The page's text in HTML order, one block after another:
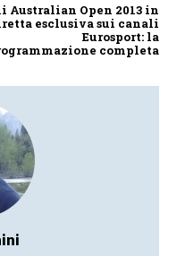
Australian Open 2013 in
esclusiva sui canali
Eurosport: la
completa